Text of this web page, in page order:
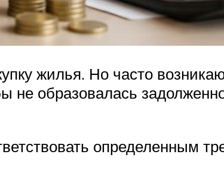
жилья. Но часто
не образовалась
определенным